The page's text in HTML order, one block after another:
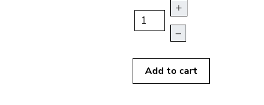
+
–
Add to cart